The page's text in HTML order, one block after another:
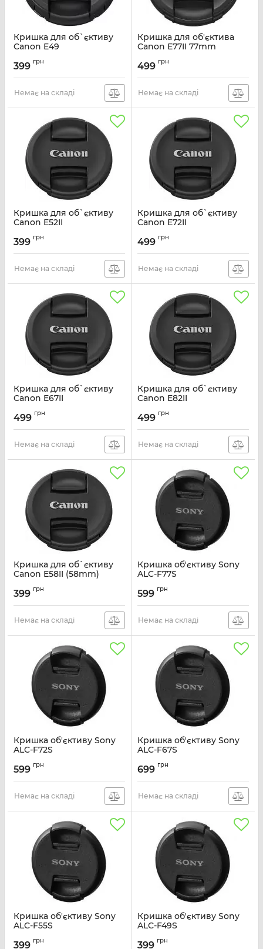
Кришка для об`єктиву
Canon E49
399 грн
Немає на складі
Кришка для об'єктива
Canon E77II 77mm
499 грн
Немає на складі
Кришка для об`єктиву
Canon E52II
399 грн
Немає на складі
Кришка для об`єктиву
Canon E72II
499 грн
Немає на складі
Кришка для об`єктиву
Canon E67II
499 грн
Немає на складі
Кришка для об`єктиву
Canon E82II
499 грн
Немає на складі
Кришка для об`єктиву
Canon E58II (58mm)
399 грн
Немає на складі
Кришка об'єктиву Sony
ALC-F77S
599 грн
Немає на складі
Кришка об'єктиву Sony
ALC-F72S
599 грн
Немає на складі
Кришка об'єктиву Sony
ALC-F67S
699 грн
Немає на складі
Кришка об'єктиву Sony
ALC-F55S
399 грн
Кришка об'єктиву Sony
ALC-F49S
399 грн